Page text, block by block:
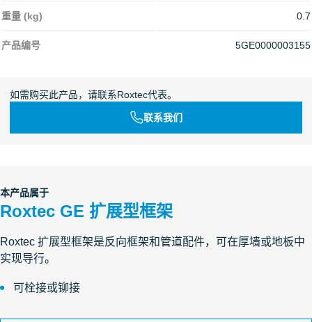
重量 (kg) 0.7
产品编号 5GE0000003155
如需购买此产品，请联系Roxtec代表。
联系我们
本产品属于
Roxtec GE 扩展型框架
Roxtec 扩展型框架是反向框架和管道配件，可在厚墙或地板中
实现导行。
可栓接或铆接